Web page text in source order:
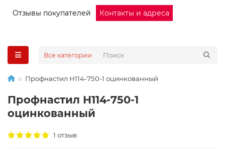
Отзывы покупателей
Контакты и адреса
Все категории
Профнастил Н114-750-1 оцинкованный
Профнастил Н114-750-1
оцинкованный
1 отзыв